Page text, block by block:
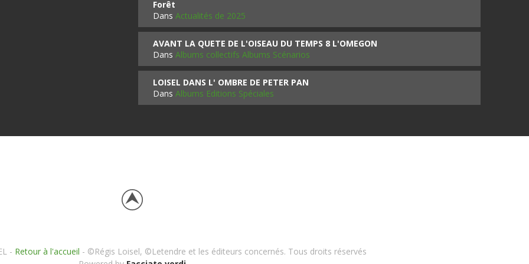
Forêt
Dans Actualités de 2025
AVANT LA QUETE DE L'OISEAU DU TEMPS 8 L'OMEGON
Dans Albums collectifs Albums Scénarios
LOISEL DANS L' OMBRE DE PETER PAN
Dans Albums Editions Spéciales
- Retour à l'accueil - ©Régis Loisel, ©Letendre et les éditeurs concernés. Tous droits réservés